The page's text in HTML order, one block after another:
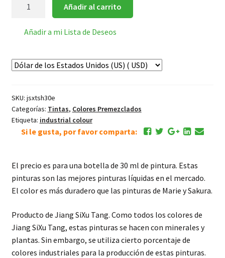
Rojo
红
cantidad
Añadir al carrito
Añadir a mi Lista de Deseos
SKU: jsxtsh30e
Categorías: Tintas, Colores Premezclados
Etiqueta: industrial colour
Si le gusta, por favor comparta:
El precio es para una botella de 30 ml de pintura. Estas
pinturas son las mejores pinturas líquidas en el mercado.
El color es más duradero que las pinturas de Marie y Sakura.
Producto de Jiang SiXu Tang. Como todos los colores de
Jiang SiXu Tang, estas pinturas se hacen con minerales y
plantas. Sin embargo, se utiliza cierto porcentaje de
colores industriales para la producción de estas pinturas.